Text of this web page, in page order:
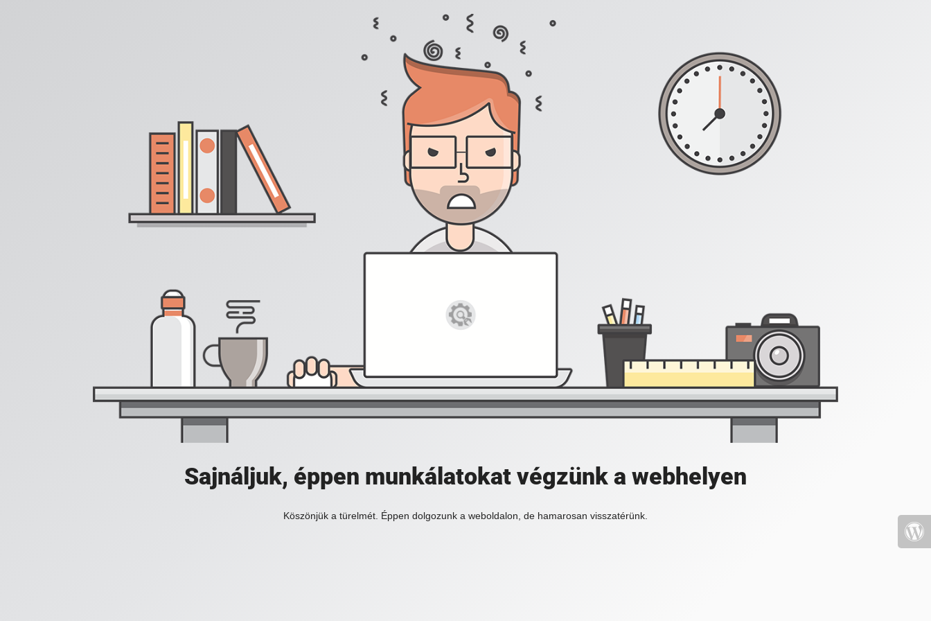
Sajnáljuk, éppen munkálatokat végzünk a webhelyen
Köszönjük a türelmét. Éppen dolgozunk a weboldalon, de hamarosan visszatérünk.